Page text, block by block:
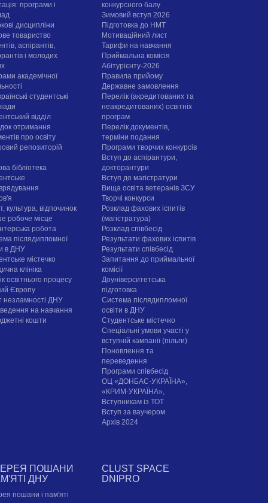
програми і
дисципліни
товариство
аспірантів,
і молодих
академічної
студентські
відділ
отримання
про освіту
репозиторій
бібліотека
культура, відпочинок
робоче місце
робота
післядипломної
в ДНУ
містечко
клініка
освітнього процесу
Європу
незламності ДНУ
на навчання
кошти
конкурсного балу
Зимовий вступ 2026
Підготовка до НМТ
Мотиваційний лист
Тарифи на навчання
Приймальна комісія
Абітурієнту-2026
Правила прийому
Державне замовлення
Перелік (акредитованих та
неакредитованих) освітніх
програм
Перелік документів,
терміни подання
Програми творчих конкурсiв
Вступ до аспірантури,
докторантури
Вступ до магістратури
Вища освіта ветеранів ЗСУ
Творчі конкурси
Розклад фахових іспитів
(магістратура)
Розклад співбесід
Результати фахових іспитів
Результати співбесід
Запитання до приймальної
комісії
Доуніверситетська
підготовка
Система післядипломної
освіти в ДНУ
Cтудентське містечко
Спеціальні умови участі у
вступній кампанії (пільги)
Поновлення та
переведення
Програми співбесід
ОЦ «ДОНБАС-УКРАЇНА»,
«КРИМ-УКРАЇНА»,
Вступникам із ТОТ
Вступ за ваучером
Архів 2024
ПОШАНИ
ДНУ
пошани і пам'яті
CLUST SPACE
DNIPRO